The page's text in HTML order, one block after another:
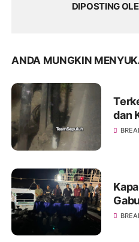
DIPOSTING
ANDA MUNGKIN
dan
My